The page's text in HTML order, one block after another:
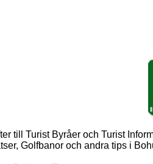
till Turist Byråer och Turist
Golfbanor och andra tips i